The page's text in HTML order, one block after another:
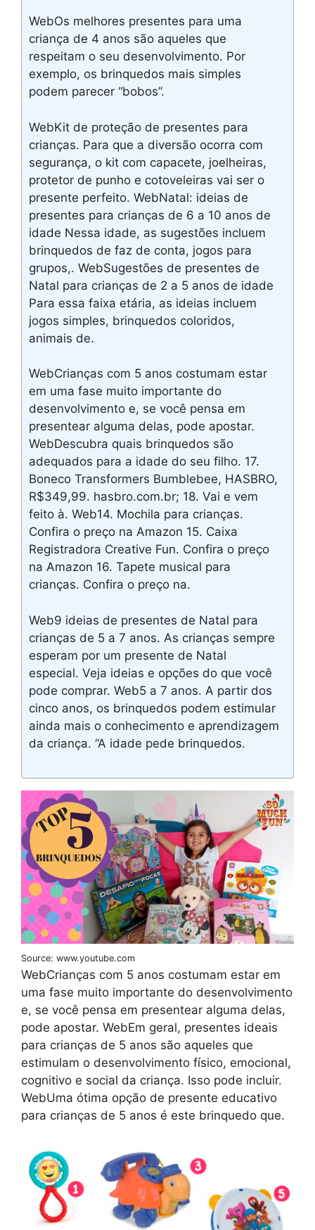
WebOs melhores presentes para uma
criança de 4 anos são aqueles que
respeitam o seu desenvolvimento. Por
exemplo, os brinquedos mais simples
podem parecer “bobos”.
WebKit de proteção de presentes para
crianças. Para que a diversão ocorra com
segurança, o kit com capacete, joelheiras,
protetor de punho e cotoveleiras vai ser o
presente perfeito. WebNatal: ideias de
presentes para crianças de 6 a 10 anos de
idade Nessa idade, as sugestões incluem
brinquedos de faz de conta, jogos para
grupos,. WebSugestões de presentes de
Natal para crianças de 2 a 5 anos de idade
Para essa faixa etária, as ideias incluem
jogos simples, brinquedos coloridos,
animais de.
WebCrianças com 5 anos costumam estar
em uma fase muito importante do
desenvolvimento e, se você pensa em
presentear alguma delas, pode apostar.
WebDescubra quais brinquedos são
adequados para a idade do seu filho. 17.
Boneco Transformers Bumblebee, HASBRO,
R$349,99. hasbro.com.br; 18. Vai e vem
feito à. Web14. Mochila para crianças.
Confira o preço na Amazon 15. Caixa
Registradora Creative Fun. Confira o preço
na Amazon 16. Tapete musical para
crianças. Confira o preço na.
Web9 ideias de presentes de Natal para
crianças de 5 a 7 anos. As crianças sempre
esperam por um presente de Natal
especial. Veja ideias e opções do que você
pode comprar. Web5 a 7 anos. A partir dos
cinco anos, os brinquedos podem estimular
ainda mais o conhecimento e aprendizagem
da criança. “A idade pede brinquedos.
Source: www.youtube.com
WebCrianças com 5 anos costumam estar em
uma fase muito importante do desenvolvimento
e, se você pensa em presentear alguma delas,
pode apostar. WebEm geral, presentes ideais
para crianças de 5 anos são aqueles que
estimulam o desenvolvimento físico, emocional,
cognitivo e social da criança. Isso pode incluir.
WebUma ótima opção de presente educativo
para crianças de 5 anos é este brinquedo que.